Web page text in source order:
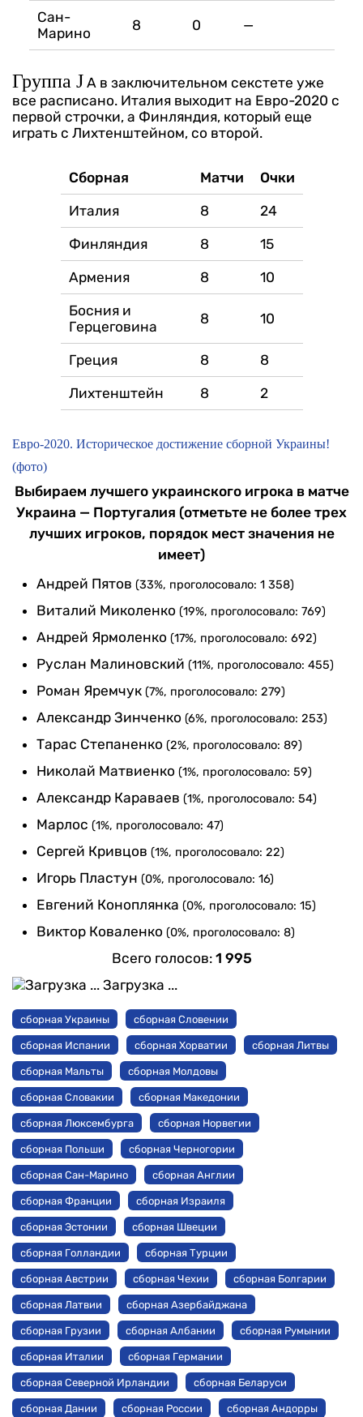
Сан-
Марино
8 0 —
Группа J А в заключительном секстете уже
все расписано. Италия выходит на Евро-2020 с
первой строчки, а Финляндия, который еще
играть с Лихтенштейном, со второй.
Сборная Матчи Очки
Италия 8 24
Финляндия 8 15
Армения 8 10
Босния и
Герцеговина
8 10
Греция 8 8
Лихтенштейн 8 2
Евро-2020. Историческое достижение сборной Украины!
(фото)
Выбираем лучшего украинского игрока в матче
Украина — Португалия (отметьте не более трех
лучших игроков, порядок мест значения не
имеет)
Андрей Пятов (33%, проголосовало: 1 358)
Виталий Миколенко (19%, проголосовало: 769)
Андрей Ярмоленко (17%, проголосовало: 692)
Руслан Малиновский (11%, проголосовало: 455)
Роман Яремчук (7%, проголосовало: 279)
Александр Зинченко (6%, проголосовало: 253)
Тарас Степаненко (2%, проголосовало: 89)
Николай Матвиенко (1%, проголосовало: 59)
Александр Караваев (1%, проголосовало: 54)
Марлос (1%, проголосовало: 47)
Сергей Кривцов (1%, проголосовало: 22)
Игорь Пластун (0%, проголосовало: 16)
Евгений Коноплянка (0%, проголосовало: 15)
Виктор Коваленко (0%, проголосовало: 8)
Всего голосов: 1 995
Загрузка ...
сборная Украины сборная Словении
сборная Испании сборная Хорватии сборная Литвы
сборная Мальты сборная Молдовы
сборная Словакии сборная Македонии
сборная Люксембурга сборная Норвегии
сборная Польши сборная Черногории
сборная Сан-Марино сборная Англии
сборная Франции сборная Израиля
сборная Эстонии сборная Швеции
сборная Голландии сборная Турции
сборная Австрии сборная Чехии сборная Болгарии
сборная Латвии сборная Азербайджана
сборная Грузии сборная Албании сборная Румынии
сборная Италии сборная Германии
сборная Северной Ирландии сборная Беларуси
сборная Дании сборная России сборная Андорры